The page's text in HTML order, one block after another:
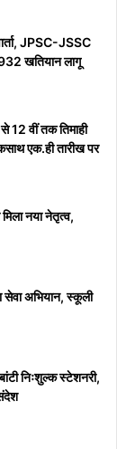
JPSC-JSSC
खतियान लागू
12 वीं तक तिमाही
एक.ही तारीख पर
नया नेतृत्व,
सेवा अभियान, स्कूली
निःशुल्क स्टेशनरी,